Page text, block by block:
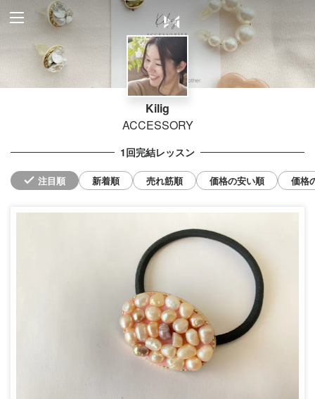
Kilig
ACCESSORY
1回完結レッスン
注目順 新着順 売れ筋順 価格の安い順 価格